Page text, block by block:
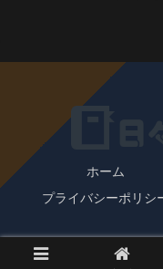
ホーム
プライバシーポリシ
©